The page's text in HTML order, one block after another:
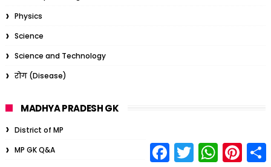
Physics
Science
Science and Technology
रोग (Disease)
MADHYA PRADESH GK
District of MP
MP GK Q&A
a
T
w
W
h